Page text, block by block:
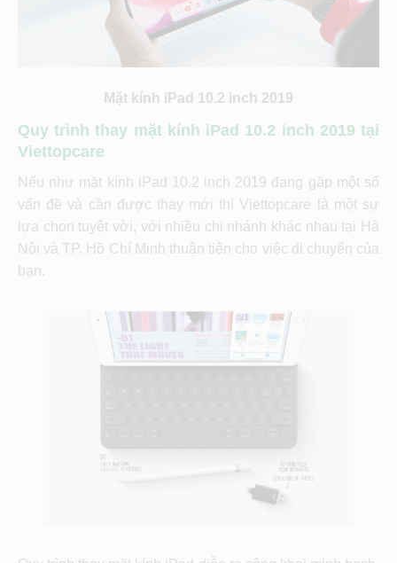
Mặt kính iPad 10.2 inch 2019
Quy trình thay mặt kính iPad 10.2 inch 2019 tại
Viettopcare
Nếu như mặt kính iPad 10.2 inch 2019 đang gặp một số
vấn đề và cần được thay mới thì Viettopcare là một sự
lựa chọn tuyệt vời, với nhiều chi nhánh khác nhau tại Hà
Nội và TP. Hồ Chí Minh thuận tiện cho việc di chuyển của
bạn.